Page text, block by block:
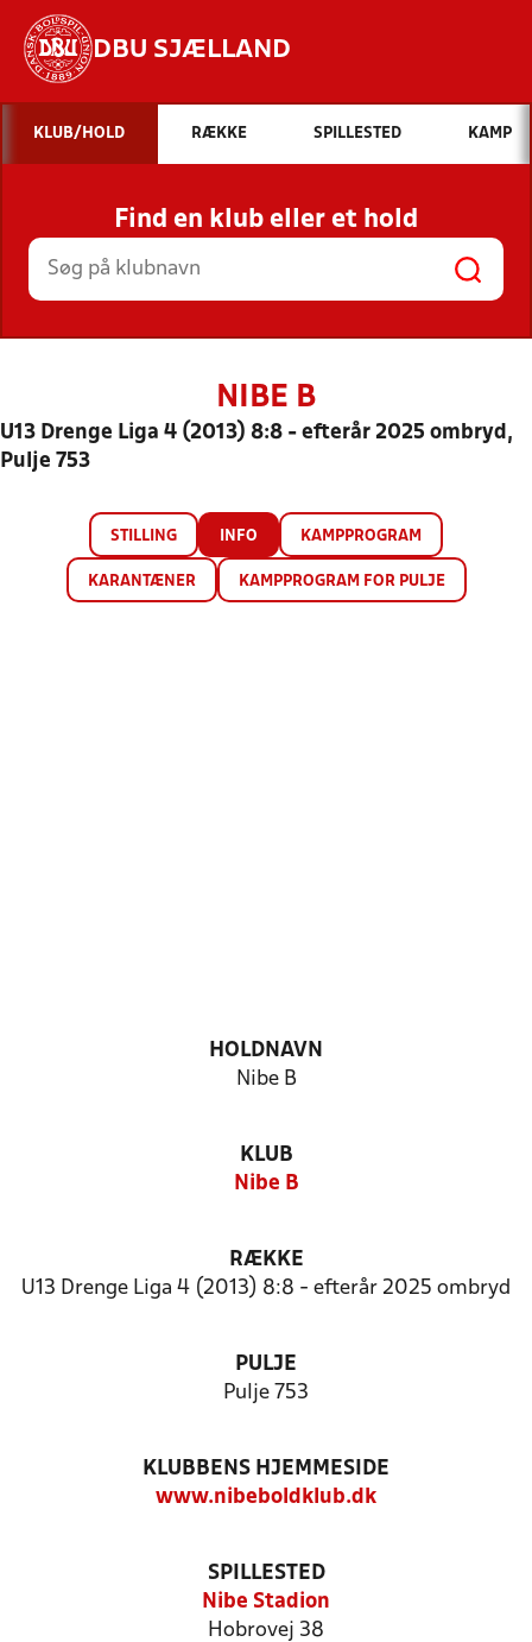
DBU SJÆLLAND
Hvad vil du søge efter?
INDHOLD OG NYHEDER
STILLINGER, RESULTATER, KLUBBER OG
HOLD
KLUB/HOLD RÆKKE SPILLESTED KAMP
Find en klub eller et hold
NIBE B
U13 Drenge Liga 4 (2013) 8:8 - efterår 2025 ombryd,
Pulje 753
STILLING INFO KAMPPROGRAM
KARANTÆNER KAMPPROGRAM FOR PULJE
HOLDNAVN
Nibe B
KLUB
Nibe B
RÆKKE
U13 Drenge Liga 4 (2013) 8:8 - efterår 2025 ombryd
PULJE
Pulje 753
KLUBBENS HJEMMESIDE
www.nibeboldklub.dk
SPILLESTED
Nibe Stadion
Hobrovej 38